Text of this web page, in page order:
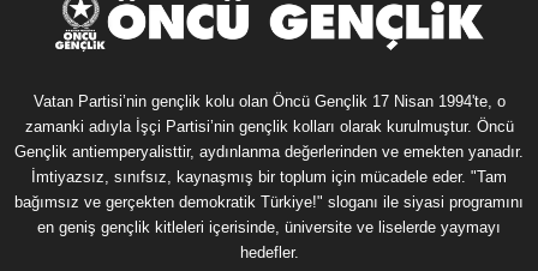
Vatan Partisi’nin gençlik kolu olan Öncü Gençlik 17 Nisan 1994'te, o
zamanki adıyla İşçi Partisi’nin gençlik kolları olarak kurulmuştur. Öncü
Gençlik antiemperyalisttir, aydınlanma değerlerinden ve emekten yanadır.
İmtiyazsız, sınıfsız, kaynaşmış bir toplum için mücadele eder. "Tam
bağımsız ve gerçekten demokratik Türkiye!" sloganı ile siyasi programını
en geniş gençlik kitleleri içerisinde, üniversite ve liselerde yaymayı
hedefler.